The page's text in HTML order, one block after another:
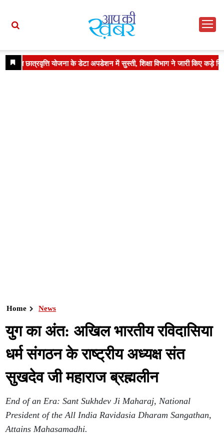
Home News
युग का अंत: अखिल भारतीय रविदासिया
धर्म संगठन के राष्ट्रीय अध्यक्ष संत
सुखदेव जी महाराज ब्रह्मलीन
End of an Era: Sant Sukhdev Ji Maharaj, National
President of the All India Ravidasia Dharam Sangathan,
Attains Mahasamadhi.